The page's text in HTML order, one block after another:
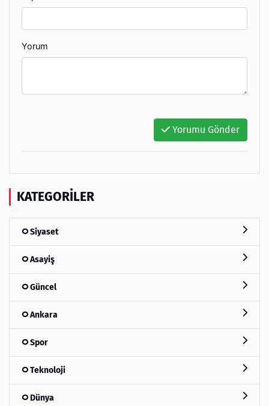
Yorum
Yorumu Gönder
KATEGORILER
Siyaset
Asayiş
Güncel
Ankara
Spor
Teknoloji
Dünya